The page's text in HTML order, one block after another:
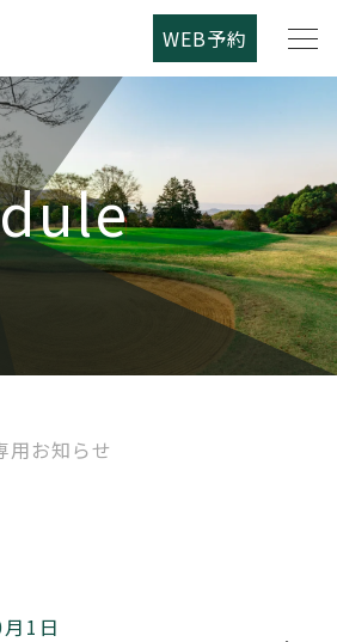
WEB予約
用お知らせ
1日
トリークラブについて
コース紹介
ご利用案内
レストラン
アクセス